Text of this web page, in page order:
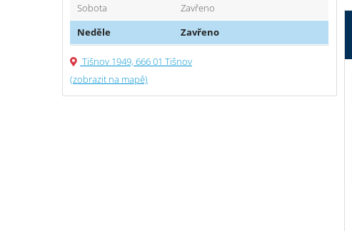
Sobota
Zavřeno
Neděle
Zavřeno
Tišnov 1949, 666 01 Tišnov
(zobrazit na mapě)